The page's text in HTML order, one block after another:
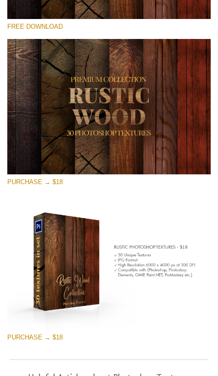
Por favor seleccione
Small 800*533px
Rustic Wood
(30 Textures)
Large 6000*4000px
Entire Collection
(1783 Overlays)
Large 6000*4000px
Descarga gratis
FREE DOWNLOAD
PURCHASE → $18
PURCHASE → $18